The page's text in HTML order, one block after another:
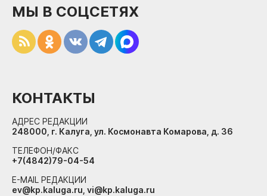
МЫ В СОЦСЕТЯХ
КОНТАКТЫ
АДРЕС РЕДАКЦИИ
248000, г. Калуга, ул. Космонавта Комарова, д. 36
ТЕЛЕФОН/ФАКС
+7(4842)79-04-54
E-MAIL РЕДАКЦИИ
ev@kp.kaluga.ru, vi@kp.kaluga.ru